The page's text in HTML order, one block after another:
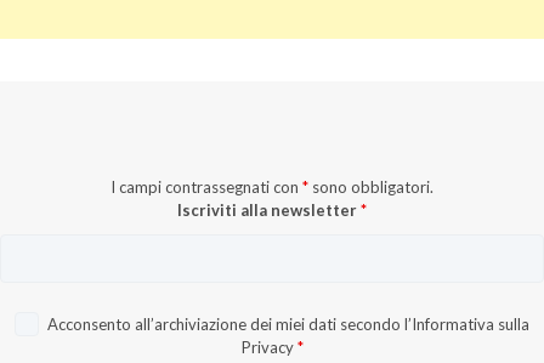
I campi contrassegnati con * sono obbligatori.
Iscriviti alla newsletter*
Acconsento all’archiviazione dei miei dati secondo l’Informativa sulla
Privacy *